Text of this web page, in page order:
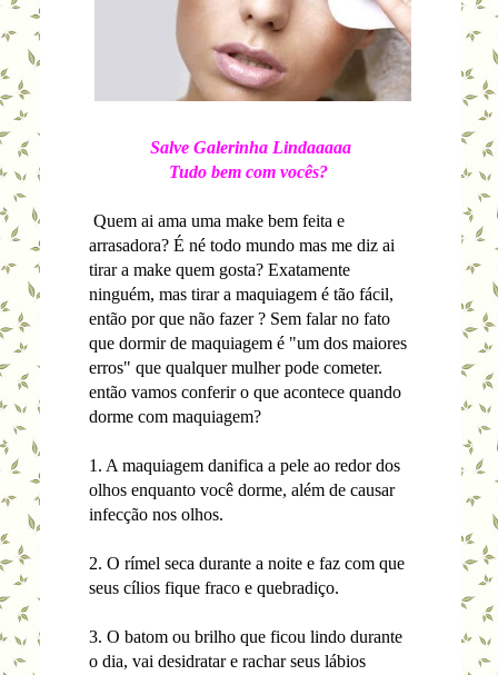
Salve Galerinha Lindaaaaa
Tudo bem com vocês?
Quem ai ama uma make bem feita e
arrasadora? É né todo mundo mas me diz ai
tirar a make quem gosta? Exatamente
ninguém, mas tirar a maquiagem é tão fácil,
então por que não fazer ? Sem falar no fato
que dormir de maquiagem é "um dos maiores
erros" que qualquer mulher pode cometer.
então vamos conferir o que acontece quando
dorme com maquiagem?
1. A maquiagem danifica a pele ao redor dos
olhos enquanto você dorme, além de causar
infecção nos olhos.
2. O rímel seca durante a noite e faz com que
seus cílios fique fraco e quebradiço.
3. O batom ou brilho que ficou lindo durante
o dia, vai desidratar e rachar seus lábios